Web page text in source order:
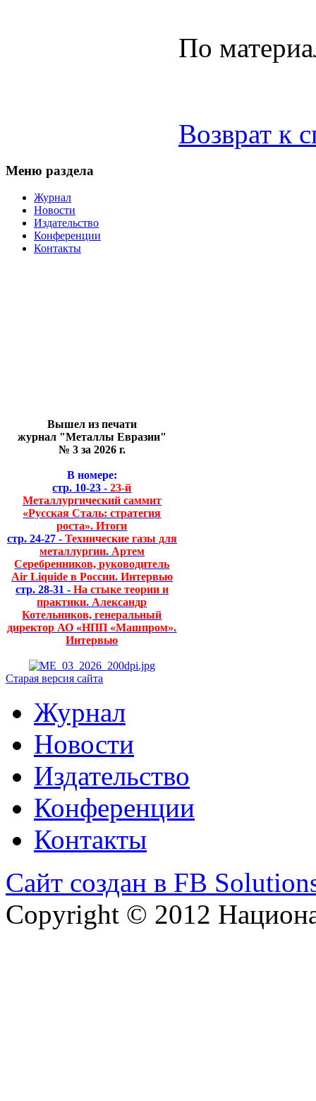
По
Возврат к
Меню раздела
Журнал
Новости
Издательство
Конференции
Контакты
Вышел из печати
журнал "Металлы Евразии"
№ 3 за 2026 г.
В номере:
стр. 10-23 - 23-й
Металлургический саммит
«Русская Сталь: стратегия
роста». Итоги
стр. 24-27 - Технические газы для
металлургии. Артем
Серебренников, руководитель
Air Liquide в России. Интервью
стр. 28-31 - На стыке теории и
практики. Александр
Котельников, генеральный
директор АО «НПП «Машпром».
Интервью
Старая версия сайта
Журнал
Новости
Издательство
Конференции
Контакты
Сайт создан в FB
Copyright © 2012